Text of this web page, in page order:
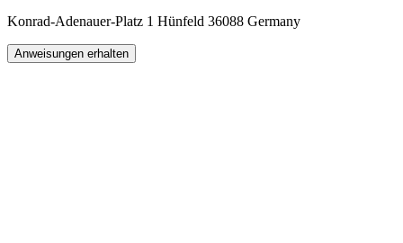
Konrad-Adenauer-Platz 1 Hünfeld 36088 Germany
Anweisungen erhalten